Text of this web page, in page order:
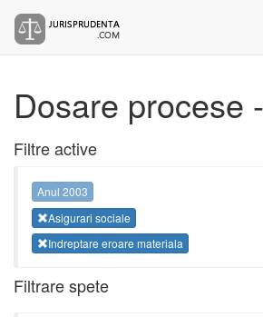
Dosare procese
Filtre active
Anul 2003
Asigurari sociale
Indreptare eroare materiala
Filtrare spete